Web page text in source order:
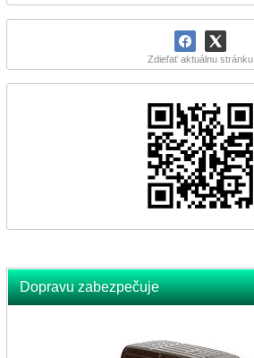
Zdieľať aktuálnu stránku
Dopravu zabezpečuje